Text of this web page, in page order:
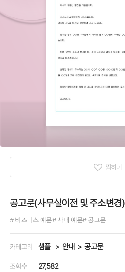
찜하기
공고문(사무실이전 및 주소변경)
# 비즈니스 예문# 사내 예문# 공고문
카테고리 샘플 안내 공고문
조회수 27,582